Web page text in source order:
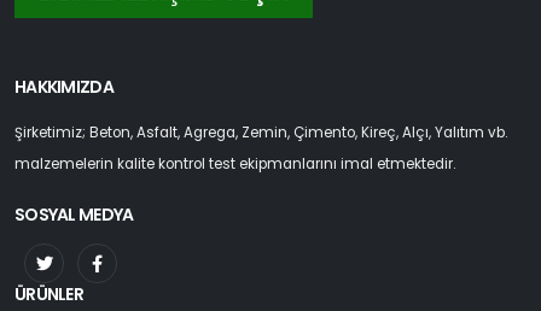
HAKKIMIZDA
Şirketimiz; Beton, Asfalt, Agrega, Zemin, Çimento, Kireç, Alçı, Yalıtım vb.
malzemelerin kalite kontrol test ekipmanlarını imal etmektedir.
SOSYAL MEDYA
ÜRÜNLER